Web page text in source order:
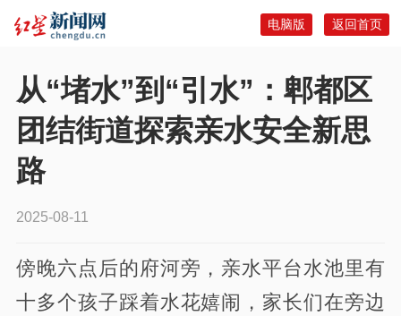
返回首页
电脑版
从“堵水”到“引水”：郫都区
团结街道探索亲水安全新思
路
2025-08-11
傍晚六点后的府河旁，亲水平台水池里有
十多个孩子踩着水花嬉闹，家长们在旁边